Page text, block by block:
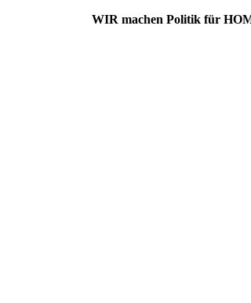
WIR machen Politik für